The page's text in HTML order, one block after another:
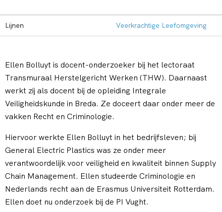
Lijnen Veerkrachtige Leefomgeving
Ellen Bolluyt is docent-onderzoeker bij het lectoraat
Transmuraal Herstelgericht Werken (THW). Daarnaast
werkt zij als docent bij de opleiding Integrale
Veiligheidskunde in Breda. Ze doceert daar onder meer de
vakken Recht en Criminologie.
Hiervoor werkte Ellen Bolluyt in het bedrijfsleven; bij
General Electric Plastics was ze onder meer
verantwoordelijk voor veiligheid en kwaliteit binnen Supply
Chain Management. Ellen studeerde Criminologie en
Nederlands recht aan de Erasmus Universiteit Rotterdam.
Ellen doet nu onderzoek bij de PI Vught.